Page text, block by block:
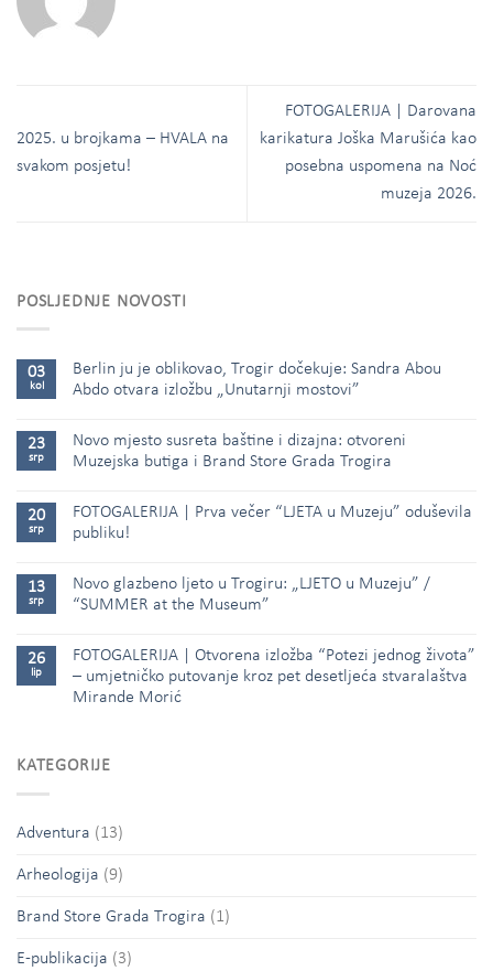
2025. u brojkama – HVALA na
svakom posjetu!
FOTOGALERIJA | Darovana
karikatura Joška Marušića kao
posebna uspomena na Noć
muzeja 2026.
POSLJEDNJE NOVOSTI
03
kol
Berlin ju je oblikovao, Trogir dočekuje: Sandra Abou
Abdo otvara izložbu „Unutarnji mostovi”
23
srp
Novo mjesto susreta baštine i dizajna: otvoreni
Muzejska butiga i Brand Store Grada Trogira
20
srp
FOTOGALERIJA | Prva večer “LJETA u Muzeju” oduševila
publiku!
13
srp
Novo glazbeno ljeto u Trogiru: „LJETO u Muzeju” /
“SUMMER at the Museum”
26
lip
FOTOGALERIJA | Otvorena izložba “Potezi jednog života”
– umjetničko putovanje kroz pet desetljeća stvaralaštva
Mirande Morić
KATEGORIJE
Adventura (13)
Arheologija (9)
Brand Store Grada Trogira (1)
E-publikacija (3)